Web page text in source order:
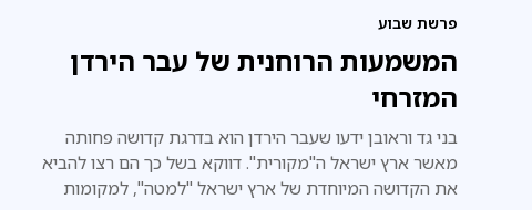
פרשת שבוע
המשמעות הרוחנית של עבר הירדן
המזרחי
בני גד וראובן ידעו שעבר הירדן הוא בדרגת קדושה פחותה
מאשר ארץ ישראל ה"מקורית". דווקא בשל כך הם רצו להביא
את הקדושה המיוחדת של ארץ ישראל "למטה", למקומות